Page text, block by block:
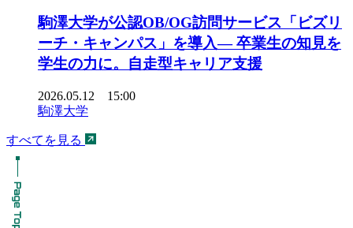
駒澤大学が公認OB/OG訪問サービス「ビズリ
ーチ・キャンパス」を導入― 卒業生の知見を
学生の力に。自走型キャリア支援
2026.05.12 15:00
駒澤大学
すべてを見る